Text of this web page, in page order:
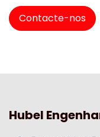
Contacte-nos
Hubel